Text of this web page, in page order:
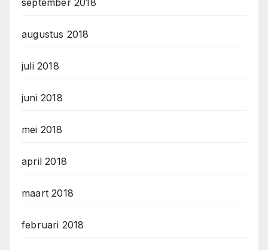
september 2018
augustus 2018
juli 2018
juni 2018
mei 2018
april 2018
maart 2018
februari 2018